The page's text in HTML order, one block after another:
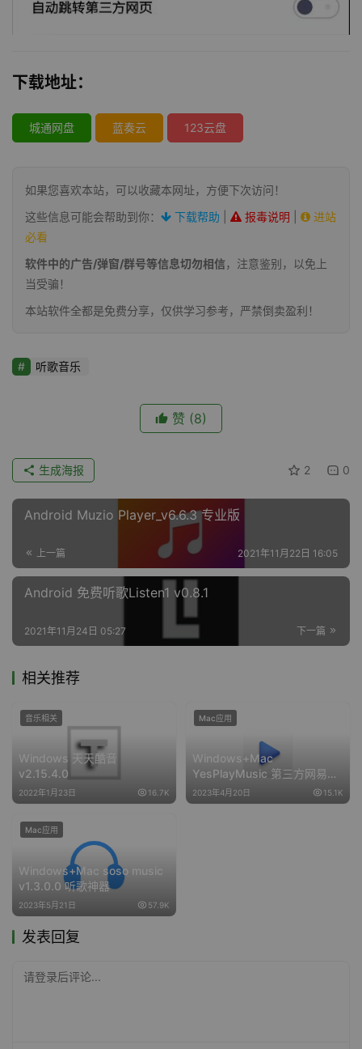
下载地址：
城通网盘 蓝奏云 123云盘
如果您喜欢本站，可以收藏本网址，方便下次访问！
这些信息可能会帮助到你：
下载帮助 报毒说明
进站
必看
软件中的广告/弹窗/群号等信息切勿相信，注意鉴别，以免上
当受骗！
本站软件全都是免费分享，仅供学习参考，严禁倒卖盈利！
听歌音乐
赞 (8)
2 0
生成海报
Android Muzio Player_v6.6.3 专业版
上一篇 2021年11月22日 16:05
Android 免费听歌Listen1 v0.8.1
下一篇
2021年11月24日 05:27
相关推荐
Windows 天天酷音
v2.15.4.0
2022年1月23日 16.7K
音乐相关
Windows+Mac
YesPlayMusic 第三方网易云
播放器_v0.4.7 便携版
2023年4月20日 15.1K
Mac应用
Windows+Mac soso music
v1.3.0.0 听歌神器
2023年5月21日 57.9K
Mac应用
发表回复
请登录后评论...